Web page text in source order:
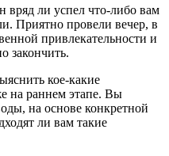
ли успел что-либо вам
Приятно провели вечер, в
привлекательности и
закончить.
кое-какие
на раннем этапе. Вы
на основе конкретной
ли вам такие